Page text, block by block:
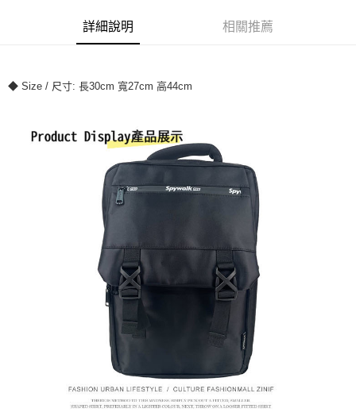
全家付款取貨
7-11付款取貨
宅配
每筆NT$80，滿NT$699(含以上)免運費
詳細說明 相關推薦
◆ Size / 尺寸: 長30cm 寬27cm 高44cm